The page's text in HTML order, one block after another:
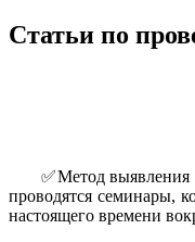
Статьи по
✅Метод выявления
проводятся семинары,
настоящего времени